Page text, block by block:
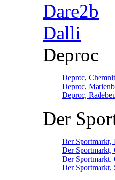
Dare2b
Dalli
Deproc
Deproc,
Deproc,
Deproc,
Der
Der Sportmarkt,
Der Sportmarkt,
Der Sportmarkt,
Der Sportmarkt,